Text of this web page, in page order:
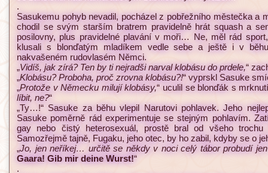
.
Sasukemu pohyb nevadil, pocházel z pobřežního městečka a
chodil se svým starším bratrem pravidelně hrát squash a
posilovny, plus pravidelné plavání v moři… Ne, měl rád
klusali s blonďatým mladíkem vedle sebe a ještě i v
nakvašeném rudovlasém Němci.
„Vidíš, jak zírá? Ten by ti nejradši narval klobásu do prdele,“
„Klobásu? Proboha, proč zrovna klobásu?!“ vyprskl Sasuke
„Protože v Německu milují klobásy,“ uculil se blonďák s
líbit, ne?“
„Ty…!“ Sasuke za běhu vlepil Narutovi pohlavek. Jeho
Sasuke poměrně rád experimentuje se stejným pohlavím.
gay nebo čistý heterosexuál, prostě bral od všeho
Samozřejmě tajně, Fugaku, jeho otec, by ho zabil, kdyby se o
„Jo, jen neříkej… určitě se někdy v noci celý tábor probudí
Gaara! Gib mir deine Wurst!“
.